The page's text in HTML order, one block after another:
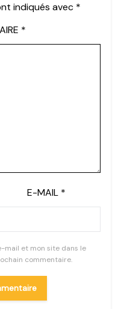
indiqués avec *
*
E-MAIL *
mail et mon site dans le
commentaire.